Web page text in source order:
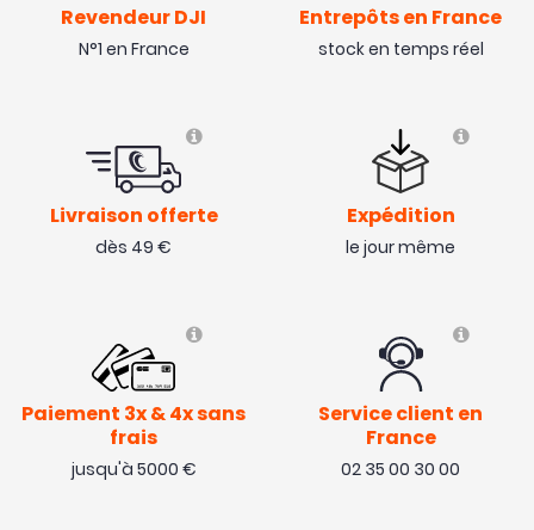
Revendeur DJI
N°1 en France
Entrepôts en France
stock en temps réel
Livraison offerte
dès 49 €
Expédition
le jour même
Paiement 3x & 4x sans
frais
jusqu'à 5000 €
Service client en
France
02 35 00 30 00